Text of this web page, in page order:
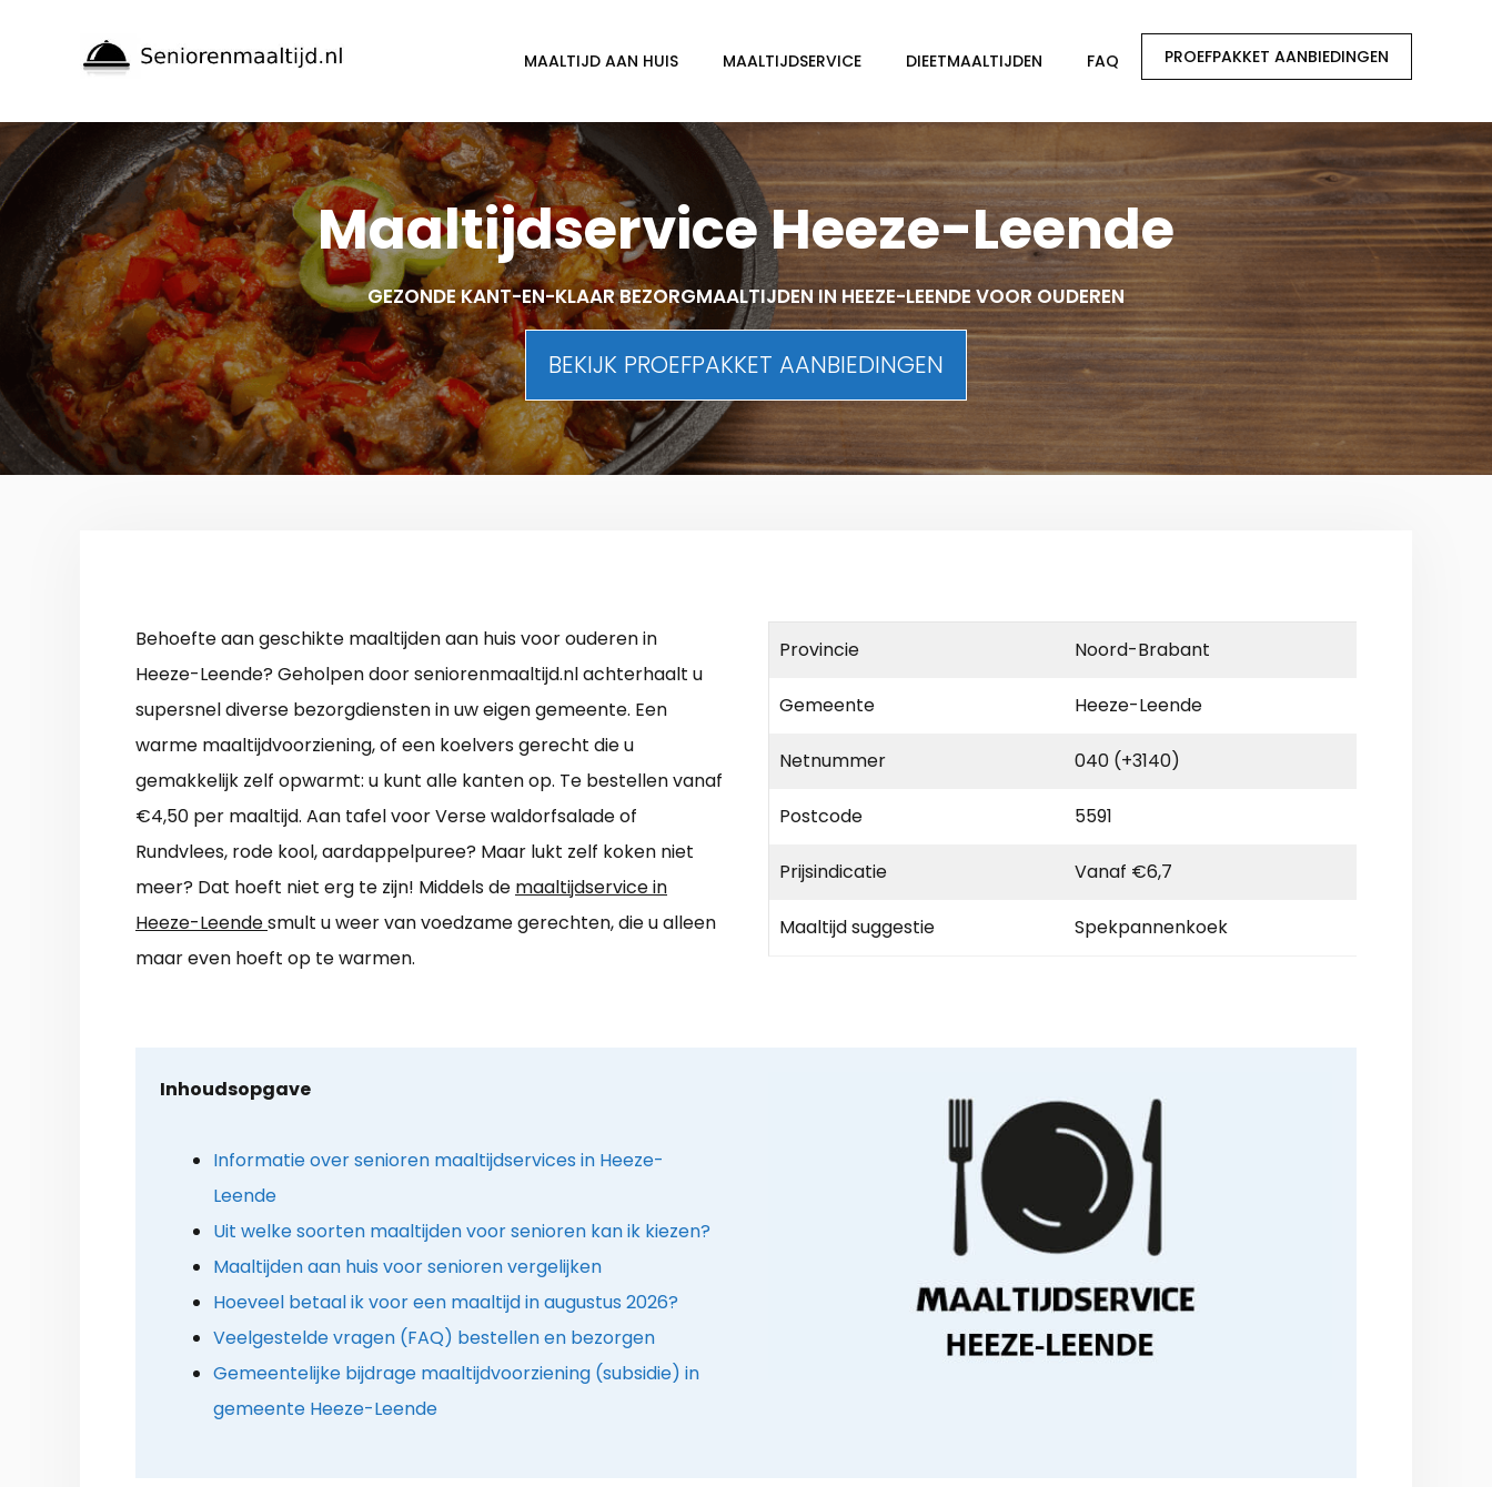
MAALTIJD AAN HUIS MAALTIJDSERVICE DIEETMAALTIJDEN FAQ PROEFPAKKET AANBIEDINGEN
Maaltijdservice Heeze-Leende
GEZONDE KANT-EN-KLAAR BEZORGMAALTIJDEN IN HEEZE-LEENDE VOOR OUDEREN
BEKIJK PROEFPAKKET AANBIEDINGEN
Behoefte aan geschikte maaltijden aan huis voor ouderen in
Heeze-Leende? Geholpen door seniorenmaaltijd.nl achterhaalt u
supersnel diverse bezorgdiensten in uw eigen gemeente. Een
warme maaltijdvoorziening, of een koelvers gerecht die u
gemakkelijk zelf opwarmt: u kunt alle kanten op. Te bestellen vanaf
€4,50 per maaltijd. Aan tafel voor Verse waldorfsalade of
Rundvlees, rode kool, aardappelpuree? Maar lukt zelf koken niet
meer? Dat hoeft niet erg te zijn! Middels de maaltijdservice in
Heeze-Leendesmult u weer van voedzame gerechten, die u alleen
maar even hoeft op te warmen.
Provincie Noord-Brabant
Gemeente Heeze-Leende
Netnummer 040 (+3140)
Postcode 5591
Prijsindicatie Vanaf €6,7
Maaltijd suggestie Spekpannenkoek
Inhoudsopgave
Informatie over senioren maaltijdservices in Heeze-
Leende
Uit welke soorten maaltijden voor senioren kan ik kiezen?
Maaltijden aan huis voor senioren vergelijken
Hoeveel betaal ik voor een maaltijd in augustus 2026?
Veelgestelde vragen (FAQ) bestellen en bezorgen
Gemeentelijke bijdrage maaltijdvoorziening (subsidie) in
gemeente Heeze-Leende